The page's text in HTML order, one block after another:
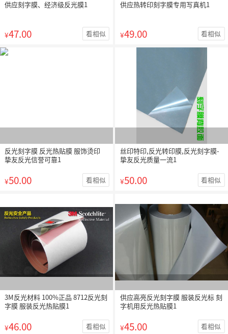
供应刻字膜、经济级反光膜1
¥47.00 看相似
供应热转印刻字膜专用写真机1
¥49.00 看相似
反光刻字膜 反光热贴膜 服饰烫印
挚友反光信誉可靠1
¥50.00 看相似
丝印特印,反光转印膜,反光刻字膜-
挚友反光质量一流1
¥50.00 看相似
3M反光材料 100%正品 8712反光刻
字膜 服装反光热贴膜1
¥46.00 看相似
供应高亮反光刻字膜 服装反光标 刻
字机用反光热贴膜1
¥45.00 看相似